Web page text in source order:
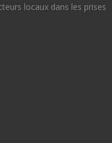
locaux dans les prises